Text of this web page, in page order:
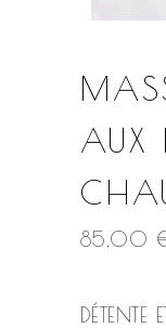
AUX
85,00
DÉTENTE